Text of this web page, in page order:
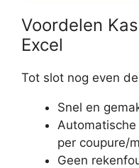
Voordelen
Excel
Tot slot nog even
Snel en
per coupure/
Geen